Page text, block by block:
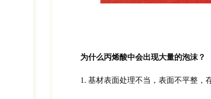
为什么丙烯酸中会出现大量的泡沫？
1. 基材表面处理不当，表面不平整，